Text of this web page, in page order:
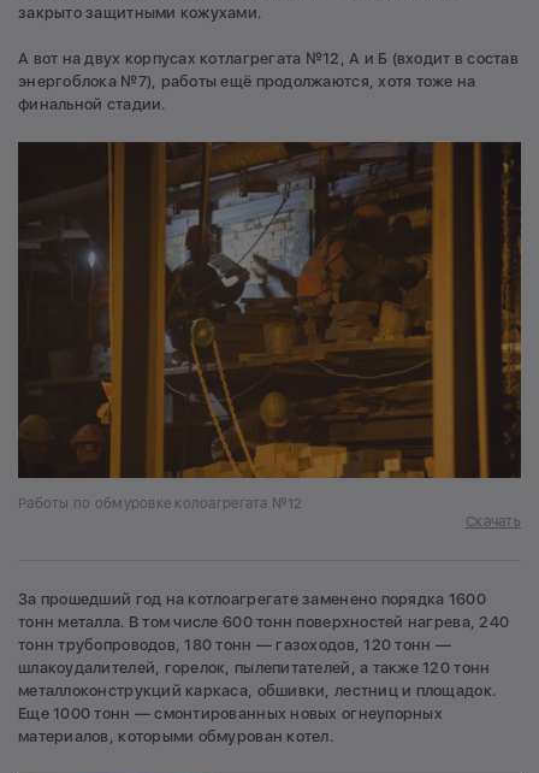
закрыто защитными кожухами.
А вот на двух корпусах котлагрегата №12, А и Б (входит в состав
энергоблока №7), работы ещё продолжаются, хотя тоже на
финальной стадии.
Работы по обмуровке колоагрегата №12
Скачать
За прошедший год на котлоагрегате заменено порядка 1600
тонн металла. В том числе 600 тонн поверхностей нагрева, 240
тонн трубопроводов, 180 тонн — газоходов, 120 тонн —
шлакоудалителей, горелок, пылепитателей, а также 120 тонн
металлоконструкций каркаса, обшивки, лестниц и площадок.
Еще 1000 тонн — смонтированных новых огнеупорных
материалов, которыми обмурован котел.